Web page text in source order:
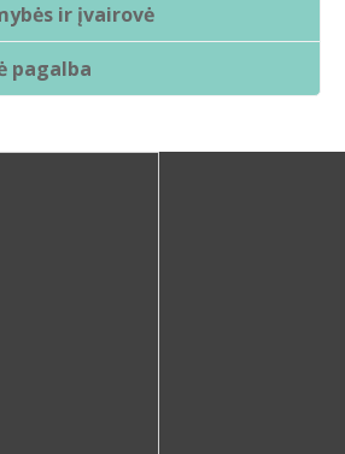
ir įvairovė
pagalba